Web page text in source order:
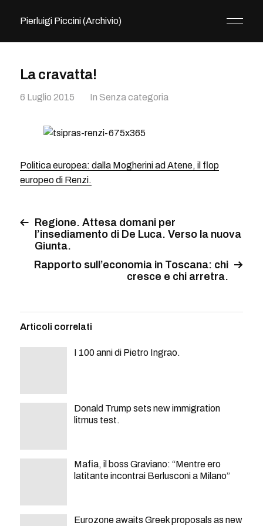
Pierluigi Piccini (Archivio)
La cravatta!
6 Luglio 2015 In Senza categoria
Politica europea: dalla Mogherini ad Atene, il flop
europeo di Renzi.
Regione. Attesa domani per
l’insediamento di De Luca. Verso la nuova
Giunta.
Rapporto sull’economia in Toscana: chi
cresce e chi arretra.
Articoli correlati
I 100 anni di Pietro Ingrao.
Donald Trump sets new immigration
litmus test.
Mafia, il boss Graviano: “Mentre ero
latitante incontrai Berlusconi a Milano”
Eurozone awaits Greek proposals as new